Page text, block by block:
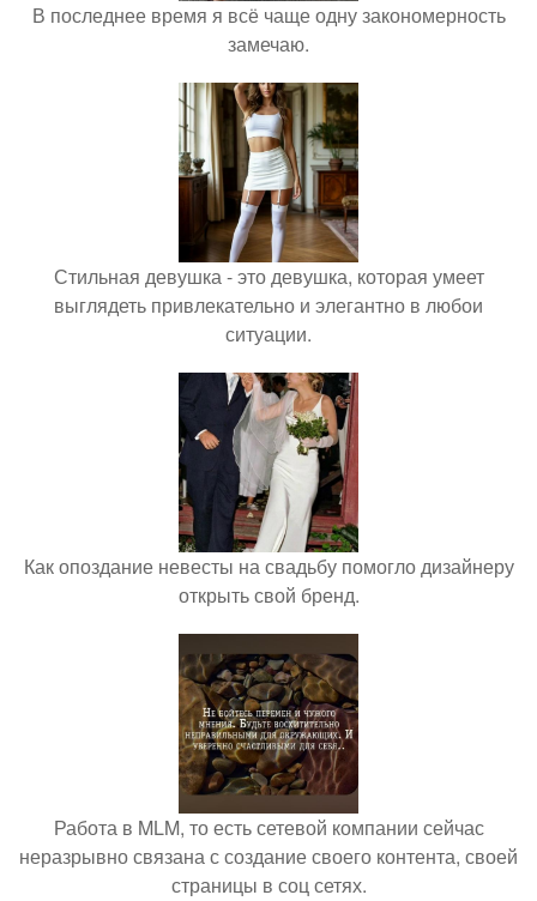
В последнее время я всё чаще одну закономерность
замечаю.
Стильная девушка - это девушка, которая умеет
выглядеть привлекательно и элегантно в любои
ситуации.
Как опоздание невесты на свадьбу помогло дизайнеру
открыть свой бренд.
Работа в MLM, то есть сетевой компании сейчас
неразрывно связана с создание своего контента, своей
страницы в соц сетях.